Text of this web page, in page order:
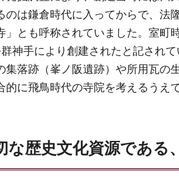
のは鎌倉時代に入ってからで、法
」とも呼称されていました。室
神手により創建されたと記されて
集落跡（峯ノ阪遺跡）や所用瓦の
に飛鳥時代の寺院を考えるうえ
な歴史文化資源である